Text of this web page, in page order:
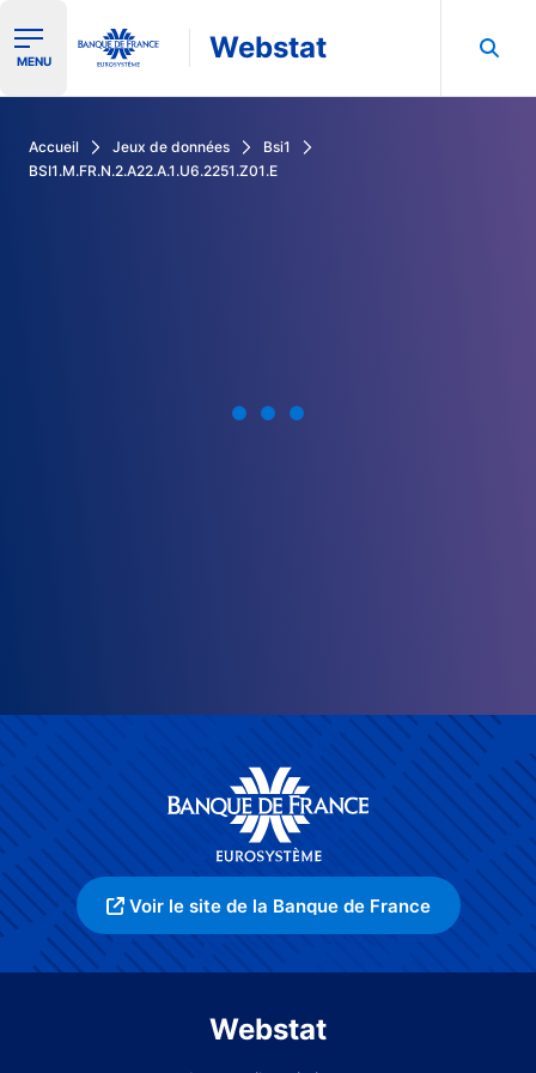
Ouvrir le menu de navigation
MENU Webstat
Accueil Jeux de données
Bsi1
BSI1.M.FR.N.2.A22.A.1.U6.2251.Z01.E
Voir le site de la Banque de France
Webstat